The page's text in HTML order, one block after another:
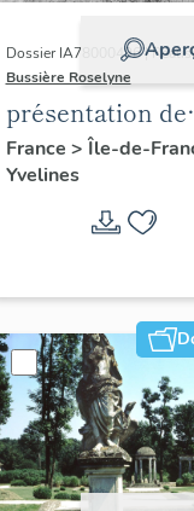
Dossier IA78000496 | Réalisé
Bussière Roselyne
présentation de
l'étude du
patrimoine de
d'étude Versailles
périphérie sud
France > Île-de-
Yvelines